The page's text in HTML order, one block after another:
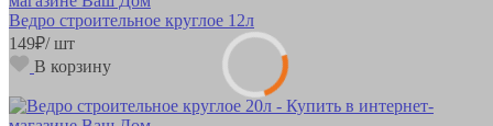
Ведро строительное круглое 12л
149₽/ шт
В корзину